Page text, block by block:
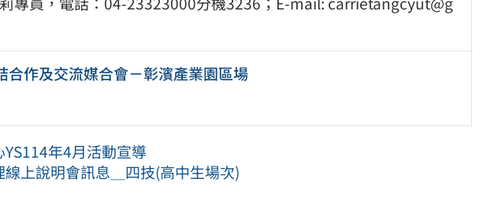
合作及交流媒合會－彰濱產業園區場
年4月活動宣導
上說明會訊息＿四技(高中生場次)